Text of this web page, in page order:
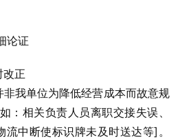
论证
改正
我单位为降低经营成本而故意规
：相关负责人员离职交接失误、
流中断使标识牌未及时送达等]。